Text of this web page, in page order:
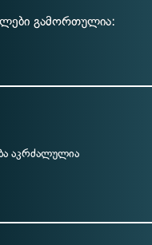
გამორთულია:
აკრძალულია